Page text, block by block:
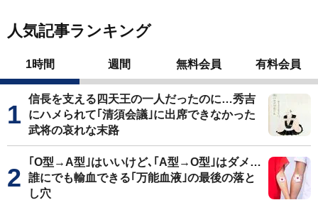
人気記事ランキング
1時間 週間 無料会員 有料会員
信長を支える四天王の一人だったのに…秀吉
にハメられて｢清須会議｣に出席できなかった
武将の哀れな末路
｢O型→A型｣はいいけど､｢A型→O型｣はダメ…
誰にでも輸血できる｢万能血液｣の最後の落と
し穴